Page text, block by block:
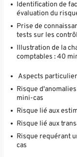
Identification de
évaluation du
Prise de
tests sur les
Illustration de la
comptables : 40
Aspects
Risque
mini-cas
Risque lié aux
Risque lié aux
Risque requérant
cas